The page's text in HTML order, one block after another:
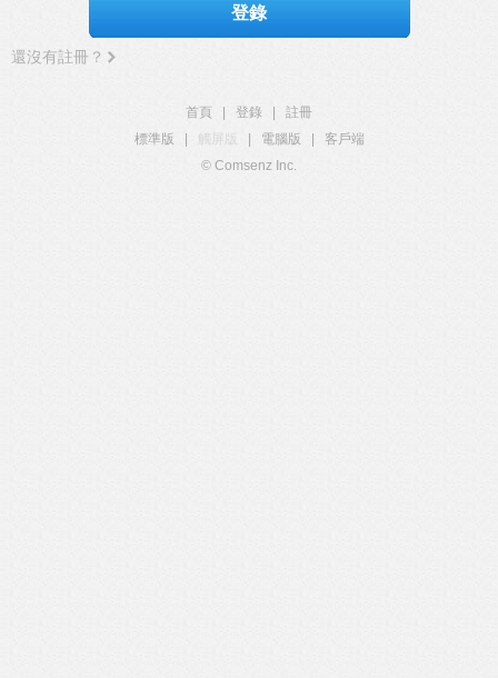
登錄
還沒有註冊？
首頁 登錄
註冊
標準版
觸屏版 電腦版
客戶端
© Comsenz Inc.